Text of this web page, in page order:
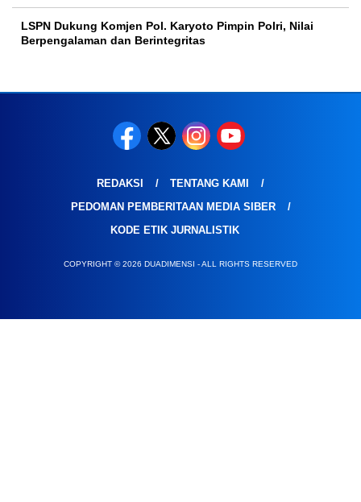
LSPN Dukung Komjen Pol. Karyoto Pimpin Polri, Nilai
Berpengalaman dan Berintegritas
REDAKSI
TENTANG KAMI
PEDOMAN PEMBERITAAN MEDIA SIBER
KODE ETIK JURNALISTIK
COPYRIGHT © 2026 DUADIMENSI - ALL RIGHTS RESERVED